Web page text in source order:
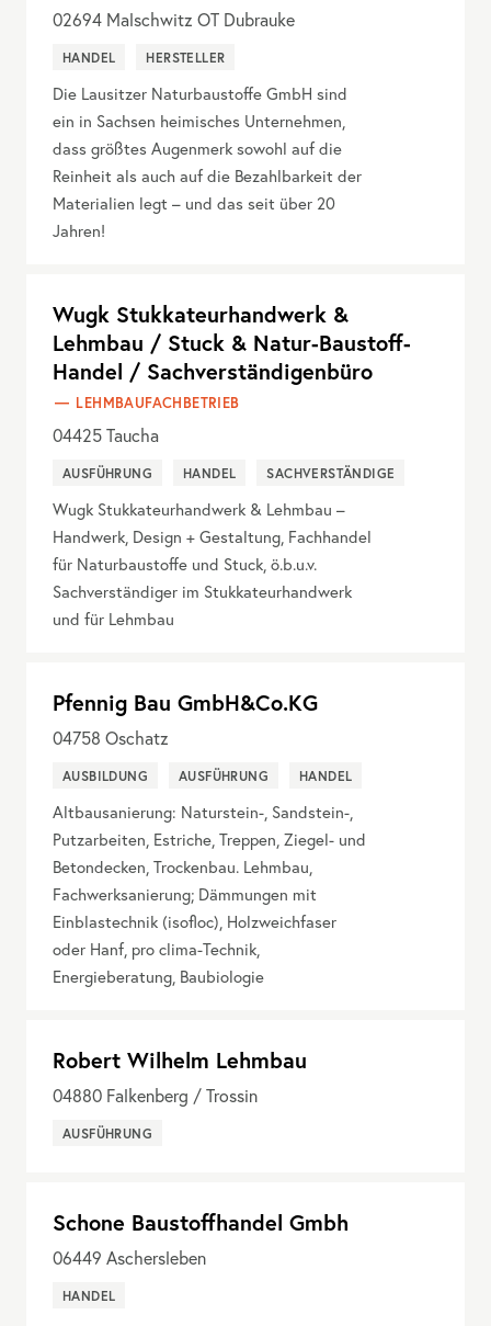
02694 Malschwitz OT Dubrauke
HANDEL HERSTELLER
Die Lausitzer Naturbaustoffe GmbH sind
ein in Sachsen heimisches Unternehmen,
dass größtes Augenmerk sowohl auf die
Reinheit als auch auf die Bezahlbarkeit der
Materialien legt – und das seit über 20
Jahren!
Wugk Stukkateurhandwerk &
Lehmbau / Stuck & Natur-Baustoff-
Handel / Sachverständigenbüro
LEHMBAUFACHBETRIEB
04425Taucha
AUSFÜHRUNG HANDEL SACHVERSTÄNDIGE
Wugk Stukkateurhandwerk & Lehmbau –
Handwerk, Design + Gestaltung, Fachhandel
für Naturbaustoffe und Stuck, ö.b.u.v.
Sachverständiger im Stukkateurhandwerk
und für Lehmbau
Pfennig Bau GmbH&Co.KG
04758 Oschatz
AUSBILDUNG AUSFÜHRUNG HANDEL
Altbausanierung: Naturstein-, Sandstein-,
Putzarbeiten, Estriche, Treppen, Ziegel- und
Betondecken, Trockenbau. Lehmbau,
Fachwerksanierung; Dämmungen mit
Einblastechnik (isofloc), Holzweichfaser
oder Hanf, pro clima-Technik,
Energieberatung, Baubiologie
Robert Wilhelm Lehmbau
04880 Falkenberg / Trossin
AUSFÜHRUNG
Schone Baustoffhandel Gmbh
06449 Aschersleben
HANDEL